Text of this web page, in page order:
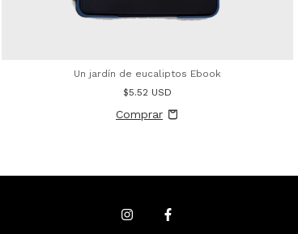
Un jardín de eucaliptos Ebook
$5.52 USD